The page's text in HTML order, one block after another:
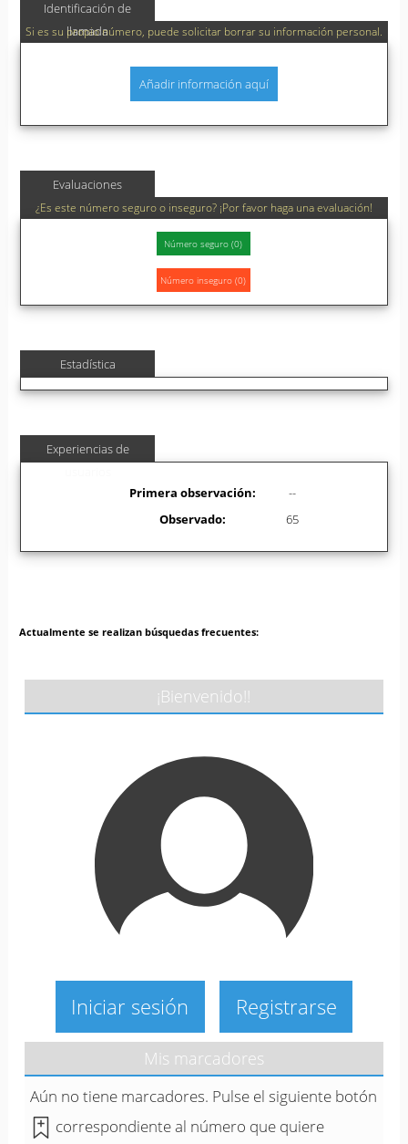
Identificación de
llamada
Si es su propio número, puede solicitar borrar su información personal.
Añadir información aquí
Evaluaciones
¿Es este número seguro o inseguro? ¡Por favor haga una evaluación!
Estadística
Experiencias de
Primera observación:
--
Observado:
65
Actualmente se realizan búsquedas frecuentes:
¡Bienvenido!!
Iniciar sesión Registrarse
Mis marcadores
Aún no tiene marcadores. Pulse el siguiente botón
correspondiente al número que quiere